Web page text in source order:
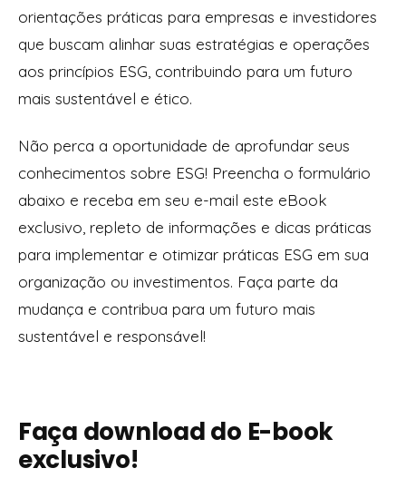
orientações práticas para empresas e investidores
que buscam alinhar suas estratégias e operações
aos princípios ESG, contribuindo para um futuro
mais sustentável e ético.
Não perca a oportunidade de aprofundar seus
conhecimentos sobre ESG! Preencha o formulário
abaixo e receba em seu e-mail este eBook
exclusivo, repleto de informações e dicas práticas
para implementar e otimizar práticas ESG em sua
organização ou investimentos. Faça parte da
mudança e contribua para um futuro mais
sustentável e responsável!
Faça download do E-book
exclusivo!